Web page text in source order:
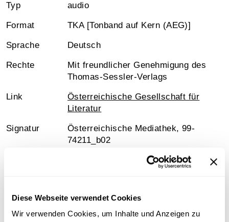
Diese Webseite verwendet Cookies
Wir verwenden Cookies, um Inhalte und Anzeigen zu
Typ audio
Format TKA [Tonband auf Kern (AEG)]
Sprache Deutsch
Rechte
Mit freundlicher Genehmigung des
Thomas-Sessler-Verlags
Link
Österreichische Gesellschaft für
Literatur
Signatur
Österreichische Mediathek, 99-
74211_b02
Information